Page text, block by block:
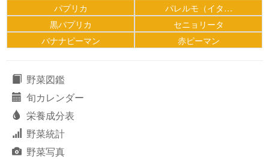
パプリカ
パレルモ（イタ…
黒パプリカ
セニョリータ
バナナピーマン
赤ピーマン
野菜図鑑
旬カレンダー
栄養成分表
野菜統計
野菜写真